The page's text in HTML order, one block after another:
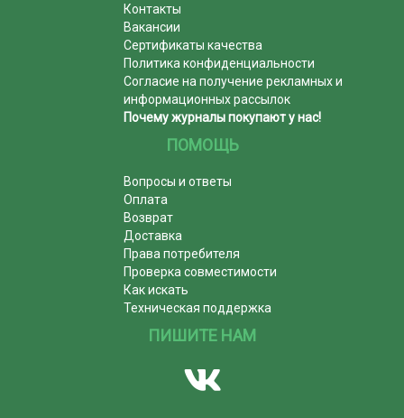
Контакты
Вакансии
Сертификаты качества
Политика конфиденциальности
Согласие на получение рекламных и
информационных рассылок
Почему журналы покупают у нас!
ПОМОЩЬ
Вопросы и ответы
Оплата
Возврат
Доставка
Права потребителя
Проверка совместимости
Как искать
Техническая поддержка
ПИШИТЕ НАМ